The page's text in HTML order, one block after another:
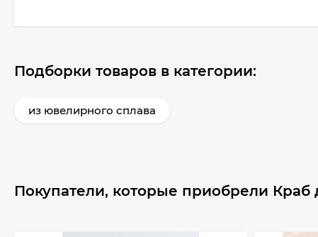
Подборки товаров в категории:
из ювелирного сплава
Покупатели, которые приобрели Краб